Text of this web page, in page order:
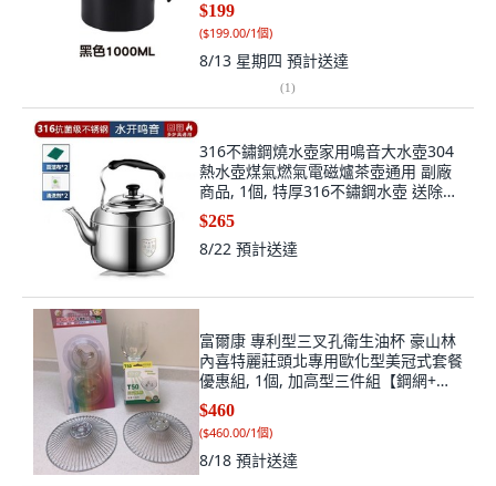
$199
($199.00/1個)
8/13 星期四 預計送達
(1)
316不鏽鋼燒水壺家用鳴音大水壺304
熱水壺煤氣燃氣電磁爐茶壺通用 副廠
商品, 1個, 特厚316不鏽鋼水壺 送除垢
劑+清潔布,能裝量約2.25公斤 水開鳴
音, N/A, 2.25公斤
$265
8/22 預計送達
富爾康 專利型三叉孔衛生油杯 豪山林
內喜特麗莊頭北專用歐化型美冠式套餐
優惠組, 1個, 加高型三件組【鋼網+集
油杯+拋棄式】
$460
($460.00/1個)
8/18 預計送達